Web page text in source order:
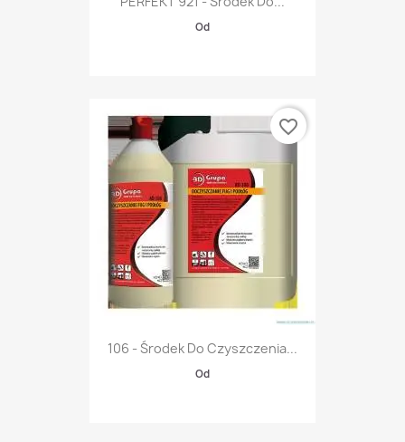
Od
106 - Środek Do Czyszczenia...
Od
favorite_border